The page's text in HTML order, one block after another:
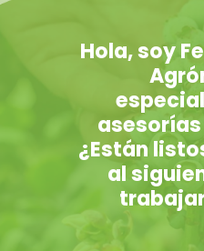
Hola, soy
¿Están
al